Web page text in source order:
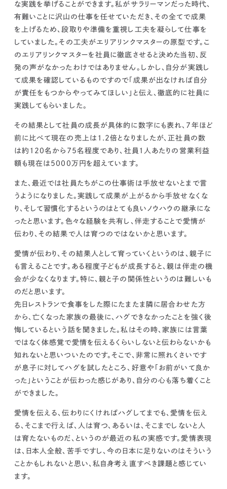
な実践を挙げることができます。私がサラリーマンだった時代、
有難いことに沢山の仕事を任せていただき、その全てで成果
を上げるため、段取りや準備を重視し工夫を凝らして仕事を
していました。その工夫がエリアリンクマスターの原型です。こ
のエリアリンクマスターを社員に徹底させると決めた当初、反
発の声がなかったわけではありません。しかし、自分が実践し
て成果を確認しているものですので「成果が出なければ自分
が責任をもつからやってみてほしい」と伝え、徹底的に社員に
実践してもらいました。
その結果として社員の成長が具体的に数字にも表れ、 7年ほど
前に比べて現在の売上は1.2倍となりましたが、正社員の数
は約120名から75名程度であり、社員1人あたりの営業利益
額も現在は5000万円を超えています。
また、最近では社員たちがこの仕事術は手放せないとまで言
うようになりました。 実践して成果が上がるから手放せなくな
り、そして習慣化するというのはとても良いノウハウの継承にな
ったと思います。色々な経験を共有し、伴走することで愛情が
伝わり、その結果で人は育つのではないかと思います。
愛情が伝わり、その結果人として育っていくというのは、親子に
も言えることです。ある程度子どもが成長すると、親は伴走の機
会が少なくなります。特に、親と子の関係性というのは難しいも
のだと思います。
先日レストランで食事をした際にたまたま隣に居合わせた方
から、亡くなった家族の最後に、ハグできなかったことを強く後
悔しているという話を聞きました。私はその時、家族には言葉
ではなく体感覚で愛情を伝えるくらいしないと伝わらないかも
知れないと思いついたのです。そこで、非常に照れくさいです
が息子に対してハグを試したところ、好意や「お前がいて良か
った」ということが伝わった感じがあり、自分の心も落ち着くこと
ができました。
愛情を伝える、伝わりにくければハグしてまでも、愛情を伝え
る、そこまで行えば、人は育つ、あるいは、そこまでしないと人
は育たないものだ、というのが最近の私の実感です。 愛情表現
は、日本人全般、苦手ですし、今の日本に足りないのはそういう
ことかもしれないと思い、私自身考え直すべき課題と感じてい
ます。